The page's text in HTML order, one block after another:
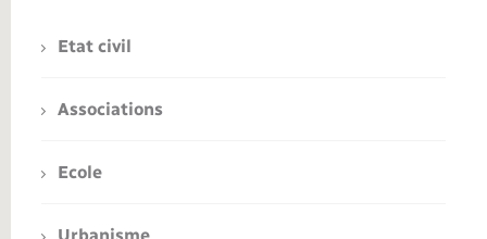
Etat civil
Associations
Ecole